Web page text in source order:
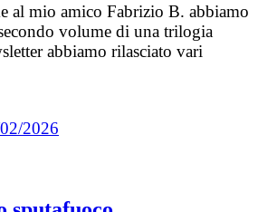
al mio amico Fabrizio B. abbiamo
volume di una trilogia
abbiamo rilasciato vari
2026